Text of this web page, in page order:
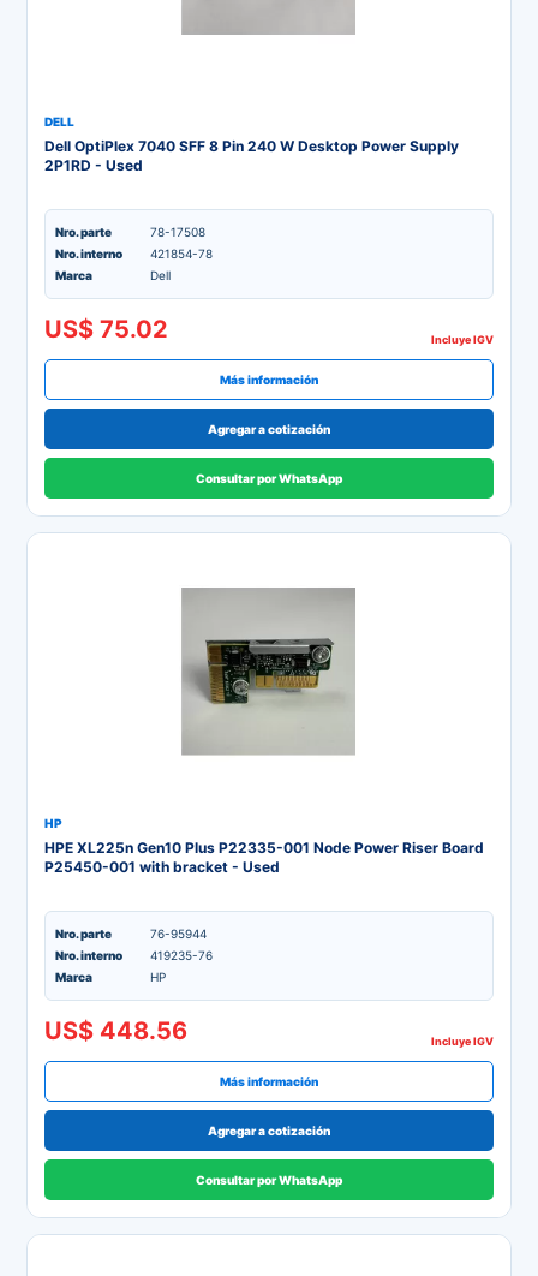
DELL
Dell OptiPlex 7040 SFF 8 Pin 240 W Desktop Power Supply
2P1RD - Used
Nro. parte
78-17508
Nro. interno
421854-78
Marca
Dell
US$ 75.02 Incluye IGV
Más información
Agregar a cotización
Consultar por WhatsApp
HP
HPE XL225n Gen10 Plus P22335-001 Node Power Riser Board
P25450-001 with bracket - Used
Nro. parte
76-95944
Nro. interno
419235-76
Marca
HP
US$ 448.56 Incluye IGV
Más información
Agregar a cotización
Consultar por WhatsApp